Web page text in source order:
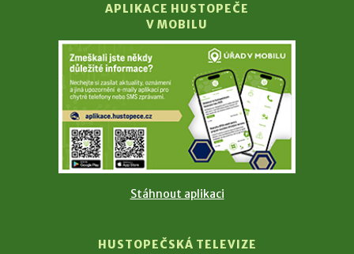
APLIKACE HUSTOPEČE
V MOBILU
Stáhnout aplikaci
HUSTOPEČSKÁ TELEVIZE